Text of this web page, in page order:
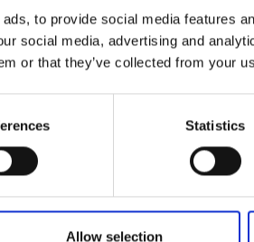
to provide social media features
social media, advertising and
or that they’ve collected from your
Statistics
Allow selection
den fascinerande
även attraktiv förvandring,cykling